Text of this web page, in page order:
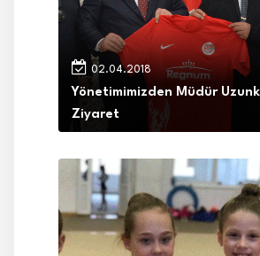
02.04.2018
Yönetimimizden Müdür
Ziyaret